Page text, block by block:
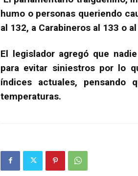
humo o personas queriendo
al 132, a Carabineros al 133 o al
El legislador agregó que
para evitar siniestros por lo
índices actuales, pensando
temperaturas.